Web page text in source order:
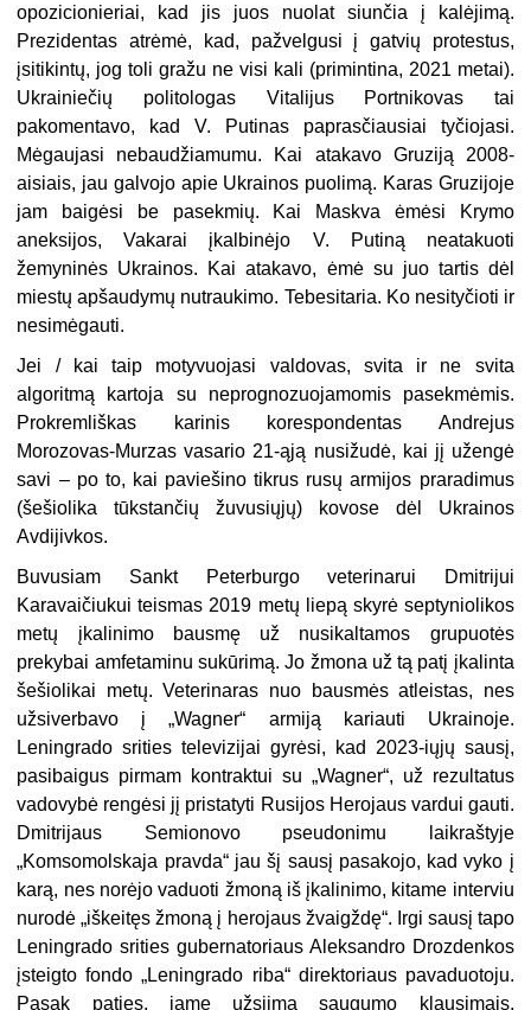
opozicionieriai, kad jis juos nuolat siunčia į kalėjimą.
Prezidentas atrėmė, kad, pažvelgusi į gatvių protestus,
įsitikintų, jog toli gražu ne visi kali (primintina, 2021 metai).
Ukrainiečių politologas Vitalijus Portnikovas tai
pakomentavo, kad V. Putinas paprasčiausiai tyčiojasi.
Mėgaujasi nebaudžiamumu. Kai atakavo Gruziją 2008-
aisiais, jau galvojo apie Ukrainos puolimą. Karas Gruzijoje
jam baigėsi be pasekmių. Kai Maskva ėmėsi Krymo
aneksijos, Vakarai įkalbinėjo V. Putiną neatakuoti
žemyninės Ukrainos. Kai atakavo, ėmė su juo tartis dėl
miestų apšaudymų nutraukimo. Tebesitaria. Ko nesityčioti ir
nesimėgauti.
Jei / kai taip motyvuojasi valdovas, svita ir ne svita
algoritmą kartoja su neprognozuojamomis pasekmėmis.
Prokremliškas karinis korespondentas Andrejus
Morozovas-Murzas vasario 21-ąją nusižudė, kai jį užengė
savi – po to, kai paviešino tikrus rusų armijos praradimus
(šešiolika tūkstančių žuvusiųjų) kovose dėl Ukrainos
Avdijivkos.
Buvusiam Sankt Peterburgo veterinarui Dmitrijui
Karavaičiukui teismas 2019 metų liepą skyrė septyniolikos
metų įkalinimo bausmę už nusikaltamos grupuotės
prekybai amfetaminu sukūrimą. Jo žmona už tą patį įkalinta
šešiolikai metų. Veterinaras nuo bausmės atleistas, nes
užsiverbavo į „Wagner“ armiją kariauti Ukrainoje.
Leningrado srities televizijai gyrėsi, kad 2023-iųjų sausį,
pasibaigus pirmam kontraktui su „Wagner“, už rezultatus
vadovybė rengėsi jį pristatyti Rusijos Herojaus vardui gauti.
Dmitrijaus Semionovo pseudonimu laikraštyje
„Komsomolskaja pravda“ jau šį sausį pasakojo, kad vyko į
karą, nes norėjo vaduoti žmoną iš įkalinimo, kitame interviu
nurodė „iškeitęs žmoną į herojaus žvaigždę“. Irgi sausį tapo
Leningrado srities gubernatoriaus Aleksandro Drozdenkos
įsteigto fondo „Leningrado riba“ direktoriaus pavaduotoju.
Pasak paties, jame užsiima saugumo klausimais,